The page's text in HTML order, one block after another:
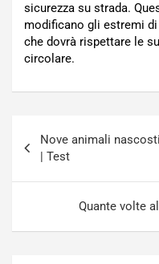
sicurezza su strada.
modificano gli estremi
che dovrà rispettare le
circolare.
articoli
Nove animali
| Test
Quante volte